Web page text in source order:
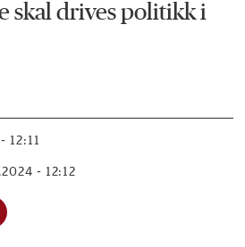
skal drives politikk i
12:11
- 12:12